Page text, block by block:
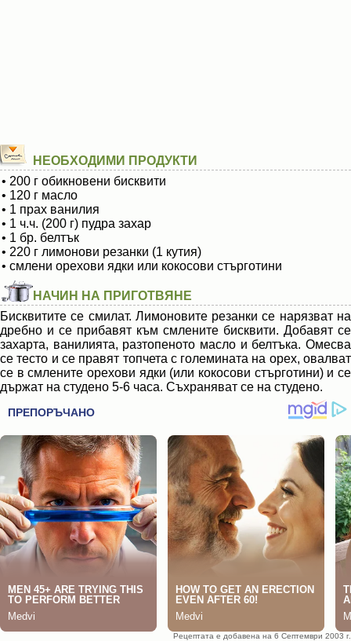
НЕОБХОДИМИ ПРОДУКТИ
• 200 г обикновени бисквити
• 120 г масло
• 1 прах ванилия
• 1 ч.ч. (200 г) пудра захар
• 1 бр. белтък
• 220 г лимонови резанки (1 кутия)
• смлени орехови ядки или кокосови стърготини
НАЧИН НА ПРИГОТВЯНЕ
Бисквитите се смилат. Лимоновите резанки се нарязват на
дребно и се прибавят към смлените бисквити. Добавят се
захарта, ванилията, разтопеното масло и белтъка. Омесва
се тесто и се правят топчета с големината на орех, овалват
се в смлените орехови ядки (или кокосови стърготини) и се
държат на студено 5-6 часа. Съхраняват се на студено.
Рецептата е добавена на 6 Септември 2003 г.